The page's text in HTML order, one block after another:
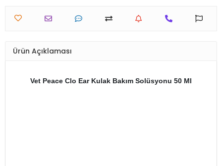
Ürün Açıklaması
Vet Peace Clo Ear Kulak Bakım Solüsyonu 50 Ml